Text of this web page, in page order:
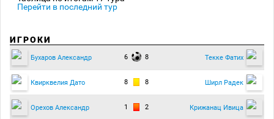
Перейти в последний тур
ИГРОКИ
Бухаров Александр 6 8 Текке Фатих
Квирквелия Дато 8 8 Ширл Радек
Орехов Александр 1 2 Крижанац Ивица